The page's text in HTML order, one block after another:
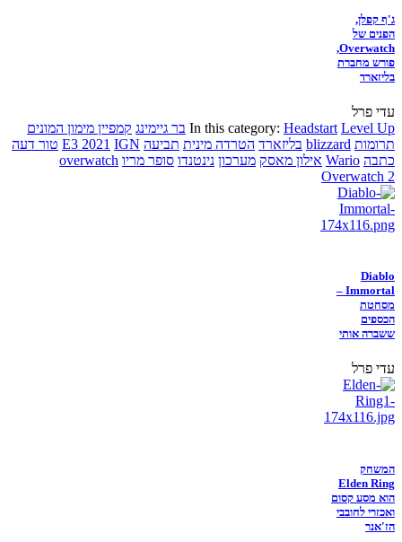
ג'ף קפלן,
הפנים של
Overwatch,
פורש מחברת
בליזארד
עדי פרל
In this category: Headstart Level Up בר גיימינג קמפיין מימון המונים
תרומות blizzard בליזארד הטרדה מינית תביעה E3 2021 IGN
טור דעה
כתבה Wario אילון מאסק מערכון נינטנדו סופר מריו overwatch
Overwatch 2
Diablo
Immortal –
מסחטת
הכספים
ששברה אותי
עדי פרל
המשחק
Elden Ring
הוא מסע קסום
ואכזרי לחובבי
הז'אנר